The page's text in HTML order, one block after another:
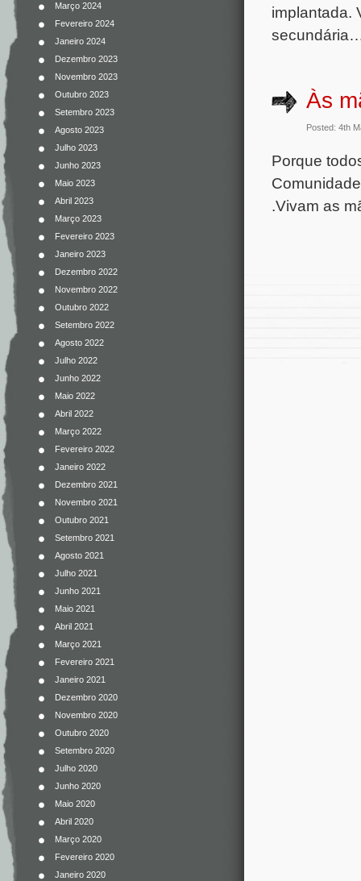
Março 2024
Fevereiro 2024
Janeiro 2024
Dezembro 2023
Novembro 2023
Outubro 2023
Setembro 2023
Agosto 2023
Julho 2023
Junho 2023
Maio 2023
Abril 2023
Março 2023
Fevereiro 2023
Janeiro 2023
Dezembro 2022
Novembro 2022
Outubro 2022
Setembro 2022
Agosto 2022
Julho 2022
Junho 2022
Maio 2022
Abril 2022
Março 2022
Fevereiro 2022
Janeiro 2022
Dezembro 2021
Novembro 2021
Outubro 2021
Setembro 2021
Agosto 2021
Julho 2021
Junho 2021
Maio 2021
Abril 2021
Março 2021
Fevereiro 2021
Janeiro 2021
Dezembro 2020
Novembro 2020
Outubro 2020
Setembro 2020
Julho 2020
Junho 2020
Maio 2020
Abril 2020
Março 2020
Fevereiro 2020
Janeiro 2020
implantada.
Às
Posted: 4th
Porque
.Vivam as